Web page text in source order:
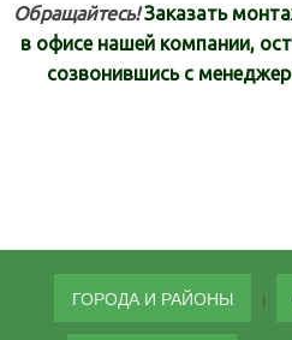
Обращайтесь!Заказать
в офисе нашей компании,
созвонившись с
ГОРОДА И РАЙОНЫ